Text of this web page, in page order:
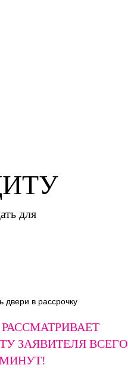
для
ЗАЯВИТЕЛЯ ВСЕГО
МИНУТ!